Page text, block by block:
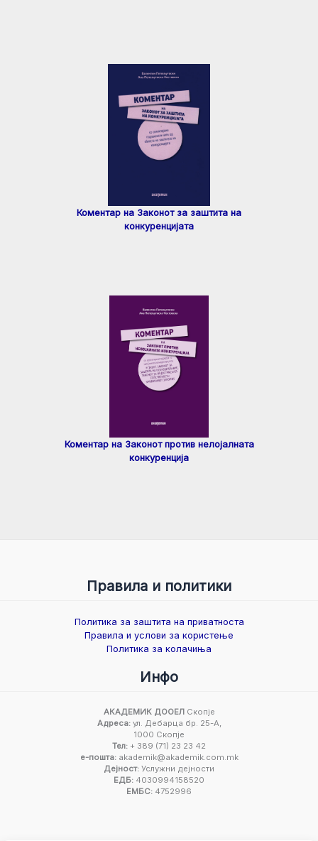
Коментар на Законот за заштита на
конкуренцијата
Коментар на Законот против нелојалната
конкуренција
Правила и политики
Политика за заштита на приватноста
Правила и услови за користење
Политика за колачиња
Инфо
АКАДЕМИК ДООЕЛСкопје
Адреса:ул. Дебарца бр. 25-А,
1000 Скопје
Тел: + 389 (71) 23 23 42
е-пошта:akademik@akademik.com.mk
Дејност: Услужни дејности
ЕДБ: 4030994158520
ЕМБС: 4752996